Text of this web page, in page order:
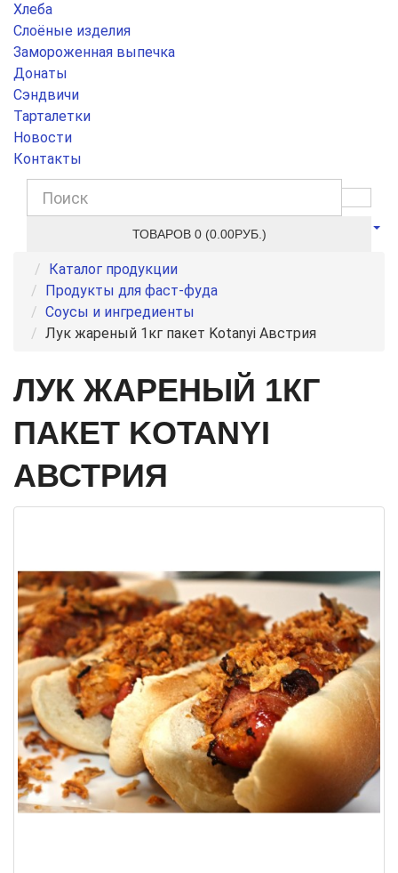
Хлеба
Слоёные изделия
Замороженная выпечка
Донаты
Сэндвичи
Тарталетки
Новости
Контакты
ТОВАРОВ 0 (0.00РУБ.)
Каталог продукции
Продукты для фаст-фуда
Соусы и ингредиенты
Лук жареный 1кг пакет Kotanyi Австрия
ЛУК ЖАРЕНЫЙ 1КГ
ПАКЕТ KOTANYI
АВСТРИЯ